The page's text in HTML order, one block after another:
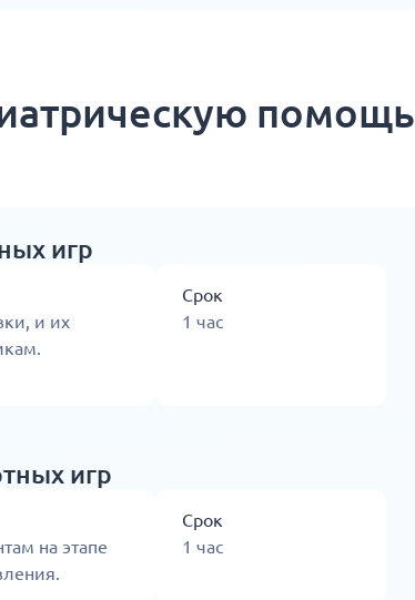
помощь
игр
и их
Срок
1 час
игр
на этапе
Срок
1 час